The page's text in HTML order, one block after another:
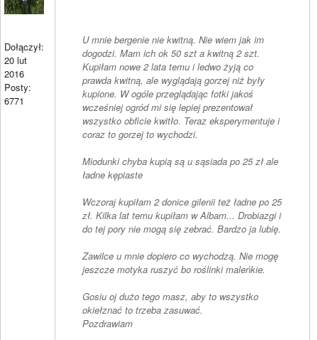
Dołączył:
20 lut
2016
Posty:
6771
U mnie bergenie nie kwitną. Nie wiem jak im
dogodzi. Mam ich ok 50 szt a kwitną 2 szt.
Kupiłam nowe 2 lata temu i ledwo żyją co
prawda kwitną, ale wyglądają gorzej niż były
kupione. W ogóle przeglądając fotki jakoś
wcześniej ogród mi się lepiej prezentował
wszystko obficie kwitło. Teraz eksperymentuje i
coraz to gorzej to wychodzi.
Miodunki chyba kupią są u sąsiada po 25 zł ale
ładne kępiaste
Wczoraj kupiłam 2 donice gilenii też ładne po 25
zł. Kilka lat temu kupiłam w Albam... Drobiazgi i
do tej pory nie mogą się zebrać. Bardzo ja lubię.
Zawilce u mnie dopiero co wychodzą. Nie mogę
jeszcze motyka ruszyć bo roślinki maleńkie.
Gosiu oj dużo tego masz, aby to wszystko
okiełznać to trzeba zasuwać.
Pozdrawiam